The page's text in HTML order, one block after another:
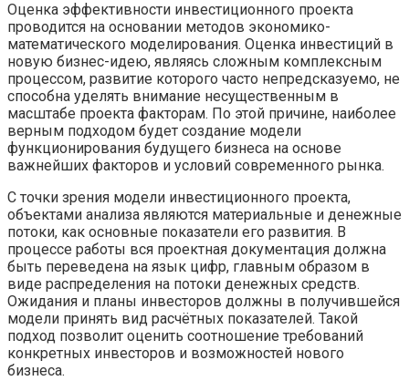
Оценка эффективности инвестиционного проекта
проводится на основании методов экономико-
математического моделирования. Оценка инвестиций в
новую бизнес-идею, являясь сложным комплексным
процессом, развитие которого часто непредсказуемо, не
способна уделять внимание несущественным в
масштабе проекта факторам. По этой причине, наиболее
верным подходом будет создание модели
функционирования будущего бизнеса на основе
важнейших факторов и условий современного рынка.
С точки зрения модели инвестиционного проекта,
объектами анализа являются материальные и денежные
потоки, как основные показатели его развития. В
процессе работы вся проектная документация должна
быть переведена на язык цифр, главным образом в
виде распределения на потоки денежных средств.
Ожидания и планы инвесторов должны в получившейся
модели принять вид расчётных показателей. Такой
подход позволит оценить соотношение требований
конкретных инвесторов и возможностей нового
бизнеса.